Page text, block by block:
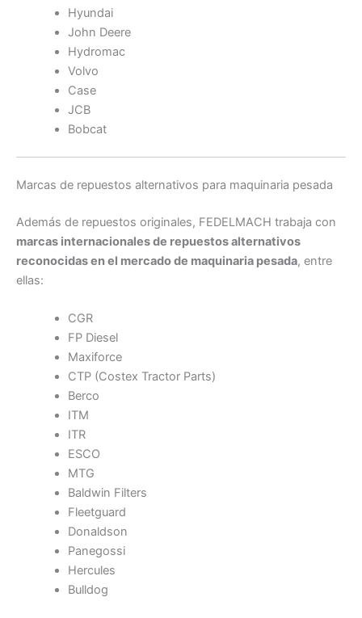
Hyundai
John Deere
Hydromac
Volvo
Case
JCB
Bobcat
Marcas de repuestos alternativos para maquinaria pesada
Además de repuestos originales, FEDELMACH trabaja con
marcas internacionales de repuestos alternativos
reconocidas en el mercado de maquinaria pesada, entre
ellas:
CGR
FP Diesel
Maxiforce
CTP (Costex Tractor Parts)
Berco
ITM
ITR
ESCO
MTG
Baldwin Filters
Fleetguard
Donaldson
Panegossi
Hercules
Bulldog